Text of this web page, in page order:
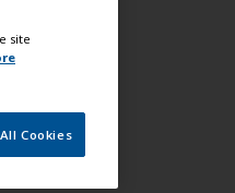
site
Cookies